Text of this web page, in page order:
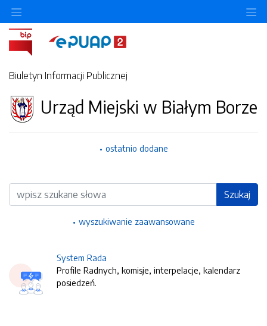
Biuletyn Informacji Publicznej
Urząd Miejski w Białym Borze
ostatnio dodane
Wyszukiwarka Szukaj
wyszukiwanie zaawansowane
System Rada
Profile Radnych, komisje, interpelacje, kalendarz
posiedzeń.